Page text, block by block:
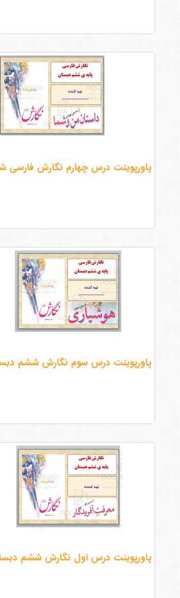
پاورپوینت درس چهارم نگارش فارسی
پاورپوینت درس سوم نگارش ششم
پاورپوینت درس اول نگارش ششم